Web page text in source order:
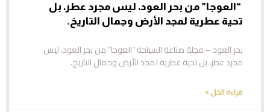
“العوجا” من بحر العود، ليس مجرد عطر، بل
تحية عطرية لمجد الأرض وجمال التاريخ.
بحر العود – مجلة صناعة السياحة “العوجا” من بحر العود، ليس
مجرد عطر، بل تحية عطرية لمجد الأرض وجمال التاريخ.
قراءة الكل »